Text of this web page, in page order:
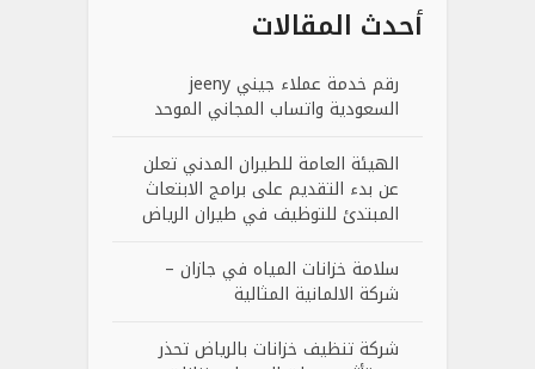
أحدث المقالات
رقم خدمة عملاء جيني jeeny
السعودية واتساب المجاني الموحد
الهيئة العامة للطيران المدني تعلن
عن بدء التقديم على برامج الابتعاث
المبتدئ للتوظيف في طيران الرياض
سلامة خزانات المياه في جازان –
شركة الالمانية المثالية
شركة تنظيف خزانات بالرياض تحذر